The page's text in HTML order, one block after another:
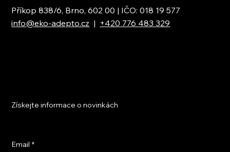
Příkop 838/6, Brno, 602 00 | IČO: 018 19 577
info@eko-adepto.cz | +420 776 483 329
Získejte informace o novinkách
Email *